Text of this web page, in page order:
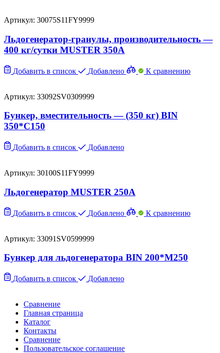
Артикул: 30075S11FY9999
Льдогенератор-гранулы, производительность —
400 кг/сутки MUSTER 350A
Добавить в список Добавлено К сравнению
Артикул: 33092SV0309999
Бункер, вместительность — (350 кг) BIN
350*C150
Добавить в список Добавлено
Артикул: 30100S11FY9999
Льдогенератор MUSTER 250A
Добавить в список Добавлено К сравнению
Артикул: 33091SV0599999
Бункер для льдогенератора BIN 200*M250
Добавить в список Добавлено
Сравнение
Главная страница
Каталог
Контакты
Сравнение
Пользовательское соглашение